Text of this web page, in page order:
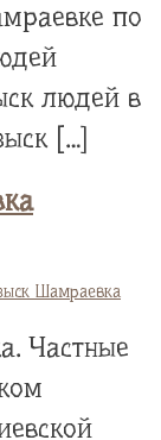
по
людей в
[…]
Шамраевка
Частные